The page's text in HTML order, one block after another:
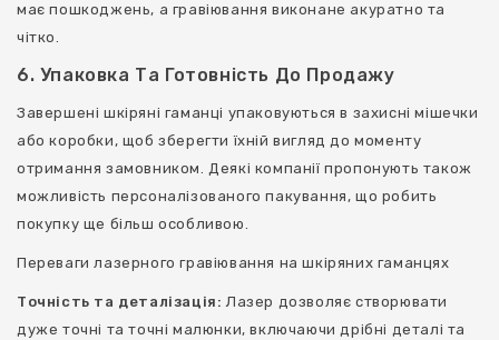
має пошкоджень, а гравіювання виконане акуратно та
чітко.
6. Упаковка Та Готовність До Продажу
Завершені шкіряні гаманці упаковуються в захисні мішечки
або коробки, щоб зберегти їхній вигляд до моменту
отримання замовником. Деякі компанії пропонують також
можливість персоналізованого пакування, що робить
покупку ще більш особливою.
Переваги лазерного гравіювання на шкіряних гаманцях
Точність та деталізація: Лазер дозволяє створювати
дуже точні та точні малюнки, включаючи дрібні деталі та